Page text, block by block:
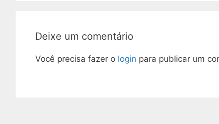
Deixe um comentário
Você precisa fazer o login para publicar um